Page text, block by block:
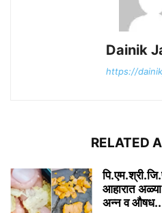
Dainik
https://
RELATED
आहारात
अन्न व